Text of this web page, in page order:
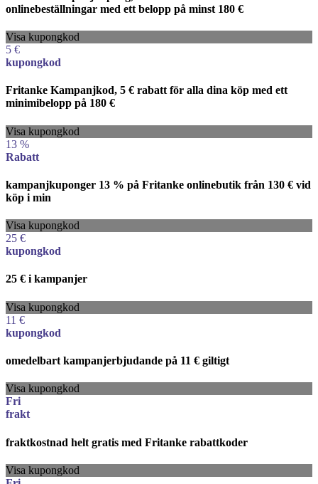
onlinebeställningar med ett belopp på minst 180 €
Visa kupongkod
5 €
kupongkod
Fritanke Kampanjkod, 5 € rabatt för alla dina köp med ett
minimibelopp på 180 €
Visa kupongkod
13 %
Rabatt
kampanjkuponger 13 % på Fritanke onlinebutik från 130 € vid
köp i min
Visa kupongkod
25 €
kupongkod
25 € i kampanjer
Visa kupongkod
11 €
kupongkod
omedelbart kampanjerbjudande på 11 € giltigt
Visa kupongkod
Fri
frakt
fraktkostnad helt gratis med Fritanke rabattkoder
Visa kupongkod